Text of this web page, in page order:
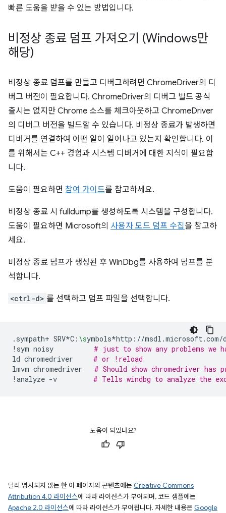
빠른 도움을 받을 수 있는 방법입니다.
비정상 종료 덤프 가져오기 (Windows만
해당)
비정상 종료 덤프를 만들고 디버그하려면 ChromeDriver의 디
버그 버전이 필요합니다. ChromeDriver의 디버그 빌드 공식
출시는 없지만 Chrome 소스를 체크아웃하고 ChromeDriver
의 디버그 버전을 빌드할 수 있습니다. 비정상 종료가 발생하면
디버거를 연결하여 어떤 일이 일어나고 있는지 확인합니다. 이
를 위해서는 C++ 경험과 시스템 디버거에 대한 지식이 필요합
니다.
도움이 필요하면 참여 가이드를 참고하세요.
비정상 종료 시 fulldump를 생성하도록 시스템을 구성합니다.
도움이 필요하면 Microsoft의 사용자 모드 덤프 수집 을 참고하
세요.
비정상 종료 덤프가 생성된 후 WinDbg를 사용하여 덤프를 분
석합니다.
<ctrl-d> 를 선택하고 덤프 파일을 선택합니다.
.sympath+ SRV*C: \symbols*http://msdl.microsoft.com/
!sym noisy
# just to show any problems we
ld chromedriver
# or !reload
lmvm chromedriver
# Should show chromedriver has
!analyze -v # Tells windbg to analyze the
도움이 되었나요?
달리 명시되지 않는 한 이 페이지의 콘텐츠에는 Creative Commons
Attribution 4.0 라이선스에 따라 라이선스가 부여되며, 코드 샘플에는
Apache 2.0 라이선스에 따라 라이선스가 부여됩니다. 자세한 내용은 Google